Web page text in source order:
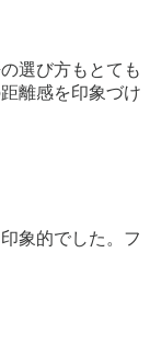
選び方もとても
離感を印象づけ
象的でした。フ